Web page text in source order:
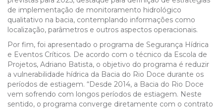
de implementação de monitoramento hidrológico
qualitativo na bacia, contemplando informações como
localização, parâmetros e outros aspectos operacionais.
Por fim, foi apresentado o programa de Segurança Hídrica
e Eventos Críticos. De acordo com o técnico da Escola de
Projetos, Adriano Batista, o objetivo do programa é reduzir
a vulnerabilidade hídrica da Bacia do Rio Doce durante os
períodos de estiagem. “Desde 2014, a Bacia do Rio Doce
vem sofrendo com longos períodos de estiagem. Neste
sentido, o programa converge diretamente com o contrato